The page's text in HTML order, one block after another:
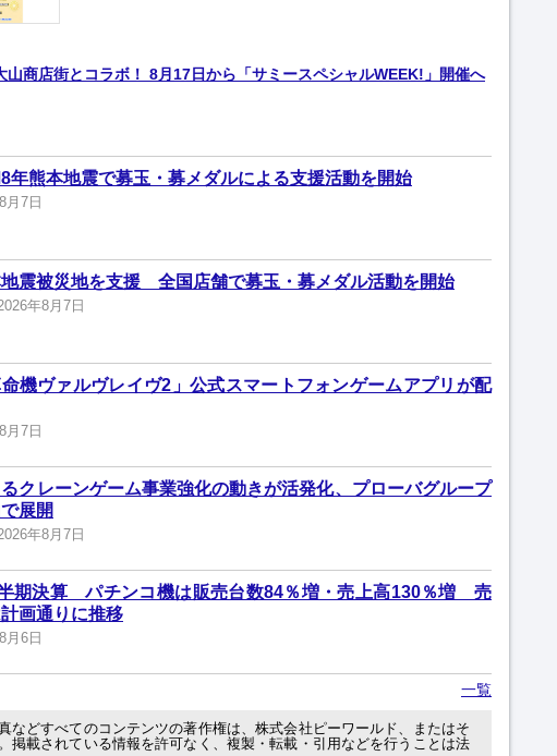
山商店街とコラボ！ 8月17日から「サミースペシャルWEEK!」開催へ
年熊本地震で募玉・募メダルによる支援活動を開始
月7日
震被災地を支援 全国店舗で募玉・募メダル活動を開始
年8月7日
命機ヴァルヴレイヴ2」公式スマートフォンゲームアプリが配
月7日
クレーンゲーム事業強化の動きが活発化、プローバグループ
展開
年8月7日
期決算 パチンコ機は販売台数84％増・売上高130％増 売
計画通りに推移
月6日
一覧
などすべてのコンテンツの著作権は、株式会社ピーワールド、またはそ
掲載されている情報を許可なく、複製・転載・引用などを行うことは法